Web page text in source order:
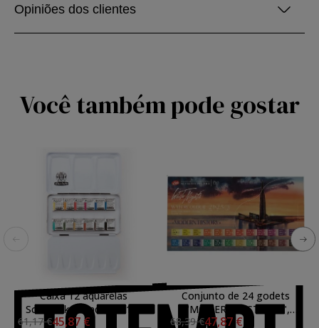
Opiniões dos clientes
Você também pode gostar
Caixa 12 aquarelas
Schmincke Akademie 1/2
godets
61,17 €45,87 €
Conjunto de 24 godets
\"MODERN HISTORY\",
caixa de plástico, White
68,39 €47,87 €